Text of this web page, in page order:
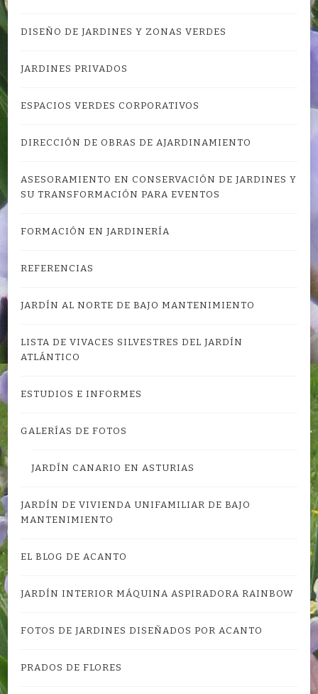
DISEÑO DE JARDINES Y ZONAS VERDES
JARDINES PRIVADOS
ESPACIOS VERDES CORPORATIVOS
DIRECCIÓN DE OBRAS DE AJARDINAMIENTO
ASESORAMIENTO EN CONSERVACIÓN DE JARDINES Y
SU TRANSFORMACIÓN PARA EVENTOS
FORMACIÓN EN JARDINERÍA
REFERENCIAS
JARDÍN AL NORTE DE BAJO MANTENIMIENTO
LISTA DE VIVACES SILVESTRES DEL JARDÍN
ATLÁNTICO
ESTUDIOS E INFORMES
GALERÍAS DE FOTOS
JARDÍN CANARIO EN ASTURIAS
JARDÍN DE VIVIENDA UNIFAMILIAR DE BAJO
MANTENIMIENTO
EL BLOG DE ACANTO
JARDÍN INTERIOR MÁQUINA ASPIRADORA RAINBOW
FOTOS DE JARDINES DISEÑADOS POR ACANTO
PRADOS DE FLORES